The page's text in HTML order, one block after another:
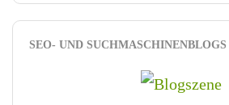
SEO- UND SUCHMASCHINENBLOGS